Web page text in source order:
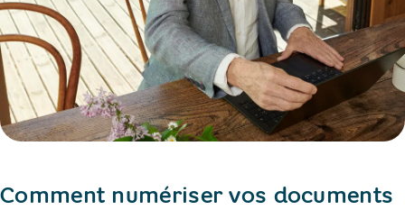
Comment numériser vos documents